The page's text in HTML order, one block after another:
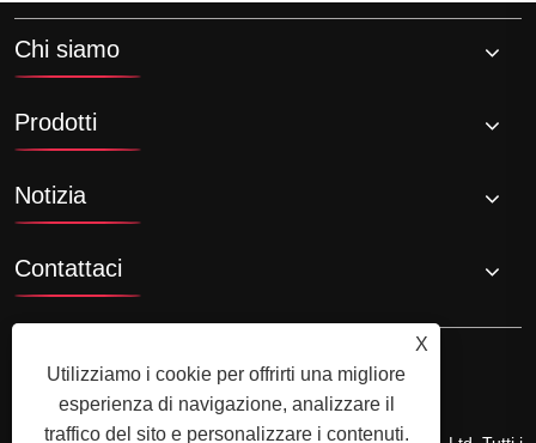
Chi siamo
Prodotti
Notizia
Contattaci
X
Utilizziamo i cookie per offrirti una migliore
esperienza di navigazione, analizzare il
traffico del sito e personalizzare i contenuti.